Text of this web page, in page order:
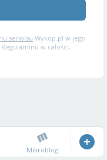
serwisu Wykop.pl w jego
w całości,
Mikroblog